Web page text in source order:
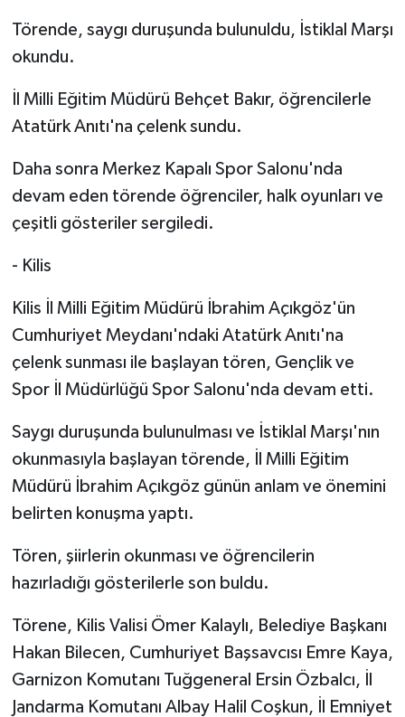
Törende, saygı duruşunda bulunuldu, İstiklal Marşı
okundu.
İl Milli Eğitim Müdürü Behçet Bakır, öğrencilerle
Atatürk Anıtı'na çelenk sundu.
Daha sonra Merkez Kapalı Spor Salonu'nda
devam eden törende öğrenciler, halk oyunları ve
çeşitli gösteriler sergiledi.
- Kilis
Kilis İl Milli Eğitim Müdürü İbrahim Açıkgöz'ün
Cumhuriyet Meydanı'ndaki Atatürk Anıtı'na
çelenk sunması ile başlayan tören, Gençlik ve
Spor İl Müdürlüğü Spor Salonu'nda devam etti.
Saygı duruşunda bulunulması ve İstiklal Marşı'nın
okunmasıyla başlayan törende, İl Milli Eğitim
Müdürü İbrahim Açıkgöz günün anlam ve önemini
belirten konuşma yaptı.
Tören, şiirlerin okunması ve öğrencilerin
hazırladığı gösterilerle son buldu.
Törene, Kilis Valisi Ömer Kalaylı, Belediye Başkanı
Hakan Bilecen, Cumhuriyet Başsavcısı Emre Kaya,
Garnizon Komutanı Tuğgeneral Ersin Özbalcı, İl
Jandarma Komutanı Albay Halil Coşkun, İl Emniyet